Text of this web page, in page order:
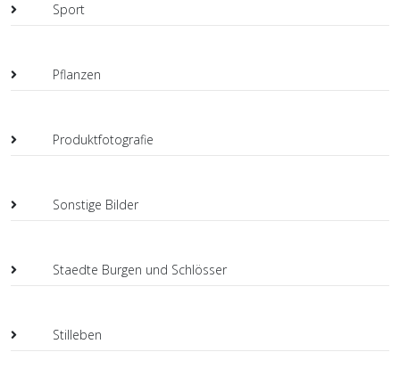
Sport
Pflanzen
Produktfotografie
Sonstige Bilder
Staedte Burgen und Schlösser
Stilleben